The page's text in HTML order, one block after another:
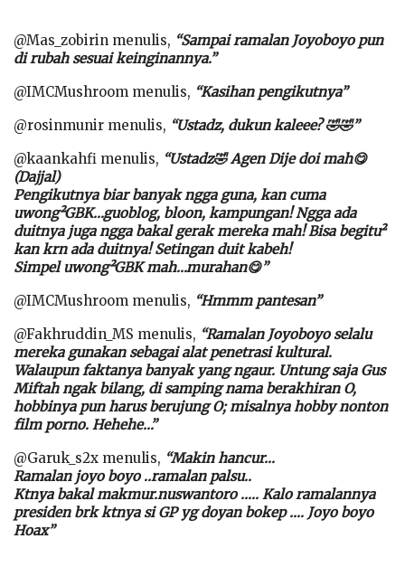
@Mas_zobirin menulis, “Sampai ramalan Joyoboyo pun
di rubah sesuai keinginannya.”
@IMCMushroom menulis, “Kasihan pengikutnya”
@rosinmunir menulis, “Ustadz, dukun kaleee? 🤣🤣”
@kaankahfi menulis, “Ustadz🤣 Agen Dije doi mah😋
(Dajjal)
Pengikutnya biar banyak ngga guna, kan cuma
uwong²GBK…guoblog, bloon, kampungan! Ngga ada
duitnya juga ngga bakal gerak mereka mah! Bisa begitu²
kan krn ada duitnya! Setingan duit kabeh!
Simpel uwong²GBK mah…murahan😋”
@IMCMushroom menulis, “Hmmm pantesan”
@Fakhruddin_MS menulis, “Ramalan Joyoboyo selalu
mereka gunakan sebagai alat penetrasi kultural.
Walaupun faktanya banyak yang ngaur. Untung saja Gus
Miftah ngak bilang, di samping nama berakhiran O,
hobbinya pun harus berujung O; misalnya hobby nonton
film porno. Hehehe…”
@Garuk_s2x menulis, “Makin hancur…
Ramalan joyo boyo ..ramalan palsu..
Ktnya bakal makmur.nuswantoro ….. Kalo ramalannya
presiden brk ktnya si GP yg doyan bokep …. Joyo boyo
Hoax”